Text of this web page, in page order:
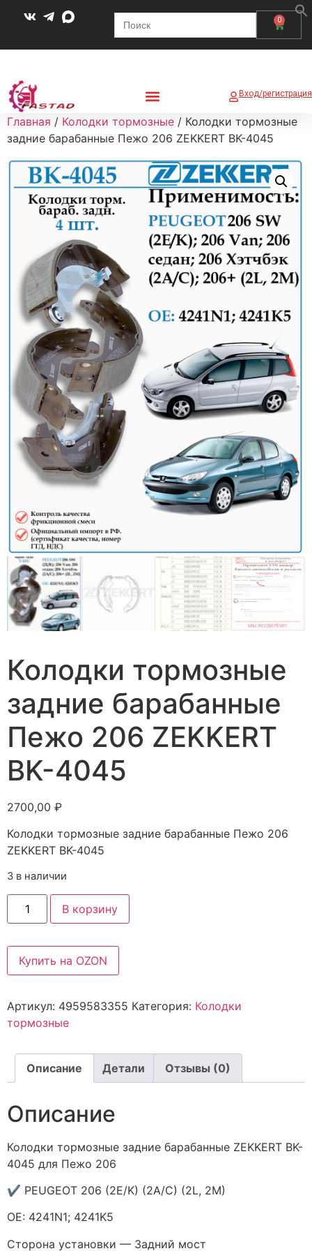
0
Search
for:
Вход/регистрация
Главная / Колодки тормозные / Колодки тормозные
задние барабанные Пежо 206 ZEKKERT BK-4045
Колодки тормозные
задние барабанные
Пежо 206 ZEKKERT
BK-4045
2700,00 ₽
Колодки тормозные задние барабанные Пежо 206
ZEKKERT BK-4045
3 в наличии
В корзину
Купить на OZON
Артикул: 4959583355 Категория: Колодки
тормозные
Описание Детали Отзывы (0)
Описание
Колодки тормозные задние барабанные ZEKKERT BK-
4045 для Пежо 206
✔ PEUGEOT 206 (2E/K) (2A/C) (2L, 2M)
ОЕ: 4241N1; 4241K5
Сторона установки — Задний мост